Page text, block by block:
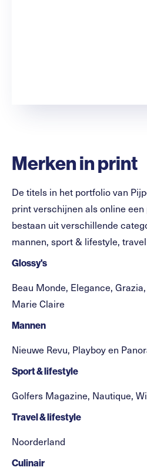
Merken in print
De titels in het portfolio van
print verschijnen als online
bestaan uit verschillende
mannen, sport & lifestyle,
Glossy's
Beau Monde, Elegance,
Marie Claire
Mannen
Nieuwe Revu, Playboy en
Sport & lifestyle
Golfers Magazine, Nautique,
Travel & lifestyle
Noorderland
Culinair